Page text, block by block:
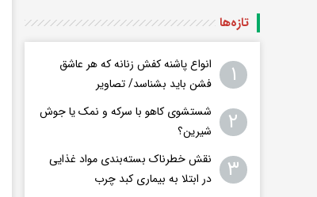
تازه‌ها
۱
انواع پاشنه کفش زنانه که هر عاشق
فشن باید بشناسد/ تصاویر
۲
شستشوی کاهو با سرکه و نمک یا جوش
شیرین؟
۳
نقش خطرناک بسته‌بندی مواد غذایی
در ابتلا به بیماری کبد چرب